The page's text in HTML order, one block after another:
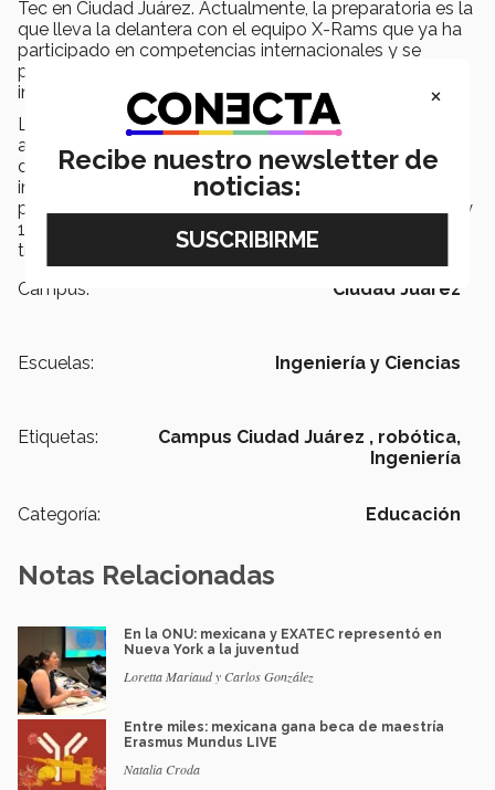
Tec en Ciudad Juárez. Actualmente, la preparatoria es la
que lleva la delantera con el equipo X-Rams que ya ha
participado en competencias internacionales y se
pretende que las áreas de profesional y secundaria se
involucren más.
La importancia de llevar estos talleres a secundaria,
además de desarrollar las competencias formativas
delineadas en el Modelo Tec21, es que más niños se
interesen por las áreas de la ciencia y tecnología desde
pequeños. “Las niñas deciden su vocación entre los 12 y
15 años, por eso es muy importante acercarlas a este
tipo de actividades” comentó Tere Huerta.
Campus:
Ciudad Juárez
Escuelas: Ingeniería y Ciencias
Etiquetas: Campus Ciudad Juárez , robótica,
Ingeniería
Categoría: Educación
Notas Relacionadas
En la ONU: mexicana y EXATEC representó en
Nueva York a la juventud
Loretta Mariaud y Carlos González
Entre miles: mexicana gana beca de maestría
Erasmus Mundus LIVE
Natalia Croda
×
Recibe nuestro newsletter de
noticias: